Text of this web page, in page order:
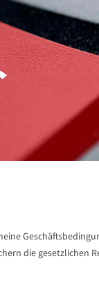
die gesetzlichen